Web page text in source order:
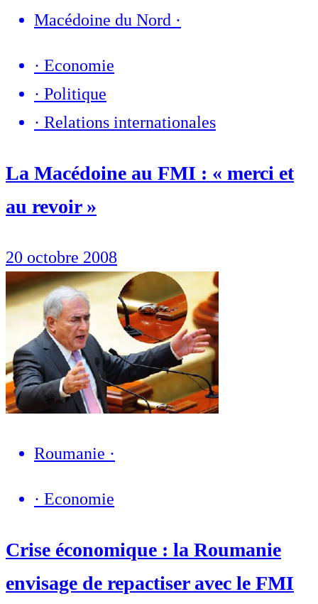
Macédoine du Nord ·
· Economie
· Politique
· Relations internationales
La Macédoine au FMI : « merci et
au revoir »
20 octobre 2008
Roumanie ·
· Economie
Crise économique : la Roumanie
envisage de repactiser avec le FMI